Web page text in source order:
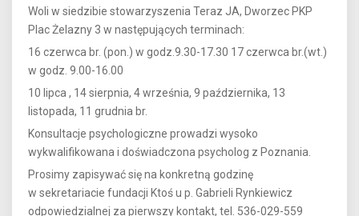
Woli w siedzibie stowarzyszenia Teraz JA, Dworzec PKP
Plac Żelazny 3 w następujących terminach:
16 czerwca br. (pon.) w godz.9.30-17.30 17 czerwca br.(wt.)
w godz. 9.00-16.00
10 lipca , 14 sierpnia, 4 września, 9 października, 13
listopada, 11 grudnia br.
Konsultacje psychologiczne prowadzi wysoko
wykwalifikowana i doświadczona psycholog z Poznania.
Prosimy zapisywać się na konkretną godzinę
w sekretariacie fundacji Ktoś u p. Gabrieli Rynkiewicz
odpowiedzialnej za pierwszy kontakt, tel. 536-029-559